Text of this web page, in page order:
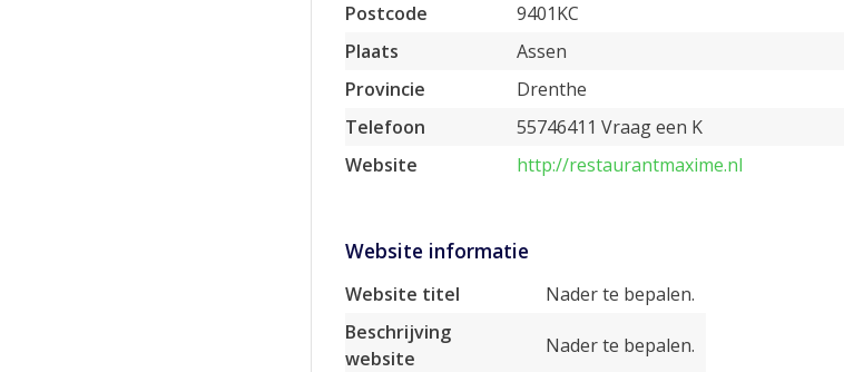
Postcode
9401KC
Plaats
Assen
Provincie
Drenthe
Telefoon
55746411 Vraag een K
Website
http://restaurantmaxime.nl
Website informatie
Website titel
Nader te bepalen.
Beschrijving
website
Nader te bepalen.